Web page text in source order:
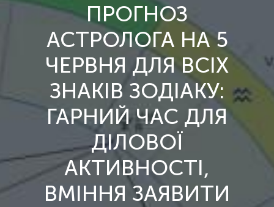
ПРОГНОЗ
АСТРОЛОГА НА 5
ЧЕРВНЯ ДЛЯ ВСІХ
ЗНАКІВ ЗОДІАКУ:
ГАРНИЙ ЧАС ДЛЯ
ДІЛОВОЇ
АКТИВНОСТІ,
ВМІННЯ ЗАЯВИТИ